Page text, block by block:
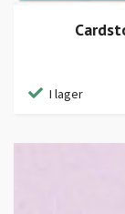
I lager